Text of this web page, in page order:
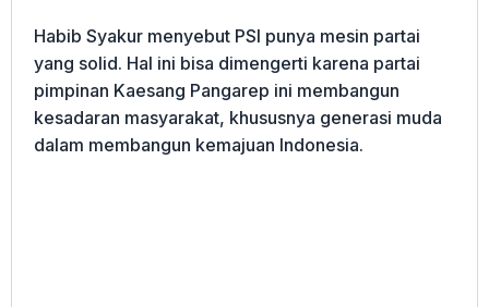
Habib Syakur menyebut PSI punya mesin partai
yang solid. Hal ini bisa dimengerti karena partai
pimpinan Kaesang Pangarep ini membangun
kesadaran masyarakat, khususnya generasi muda
dalam membangun kemajuan Indonesia.